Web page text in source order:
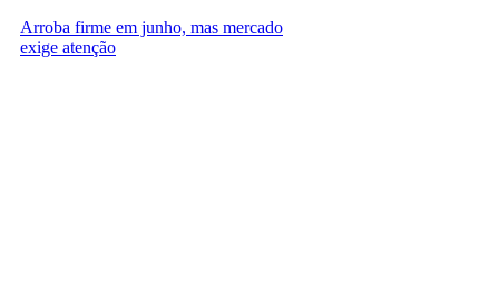
Arroba firme em junho, mas mercado
exige atenção